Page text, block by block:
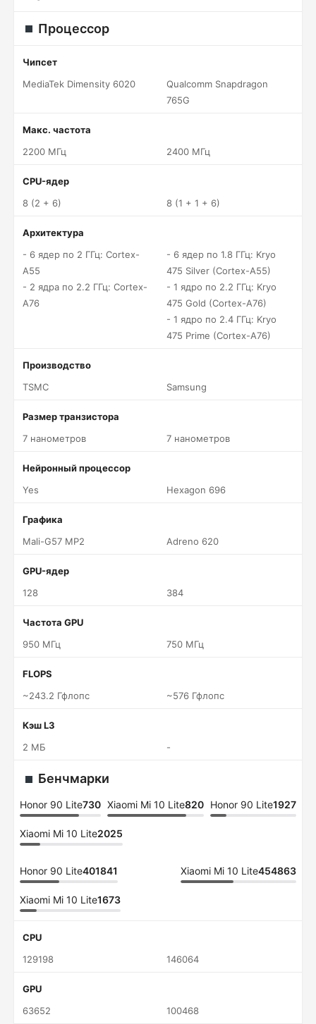
Процессор
Чипсет
MediaTek Dimensity 6020
Qualcomm Snapdragon
765G
Макс. частота
2200 МГц
2400 МГц
CPU-ядер
8 (2 + 6)
8 (1 + 1 + 6)
Архитектура
- 6 ядер по 2 ГГц: Cortex-
A55
- 2 ядра по 2.2 ГГц: Cortex-
A76
- 6 ядер по 1.8 ГГц: Kryo
475 Silver (Cortex-A55)
- 1 ядро по 2.2 ГГц: Kryo
475 Gold (Cortex-A76)
- 1 ядро по 2.4 ГГц: Kryo
475 Prime (Cortex-A76)
Производство
TSMC
Samsung
Размер транзистора
7 нанометров
7 нанометров
Нейронный процессор
Yes
Hexagon 696
Графика
Mali-G57 MP2
Adreno 620
GPU-ядер
128
384
Частота GPU
950 МГц
750 МГц
FLOPS
~243.2 Гфлопс
~576 Гфлопс
Кэш L3
2 МБ
-
Бенчмарки
Honor 90 Lite730 Xiaomi Mi 10 Lite820 Honor 90 Lite1927
Xiaomi Mi 10 Lite2025
Honor 90 Lite401841 Xiaomi Mi 10 Lite454863
Xiaomi Mi 10 Lite1673
CPU
129198
146064
GPU
63652
100468